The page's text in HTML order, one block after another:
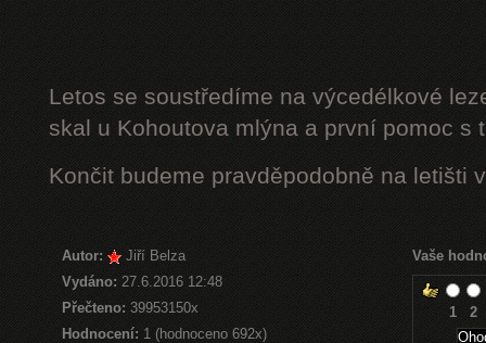
Letos se soustředíme na výcedélkové
skal u Kohoutova mlýna a první pomoc s
Končit budeme pravděpodobně na letišti
Autor:
Jiří Belza
Vydáno: 27.6.2016 12:48
Přečteno:39953150x
Hodnocení: 1 (hodnoceno 692x)
Vaše
1 2